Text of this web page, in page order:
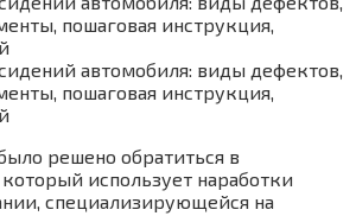
решено обратиться в
использует наработки
специализирующейся на